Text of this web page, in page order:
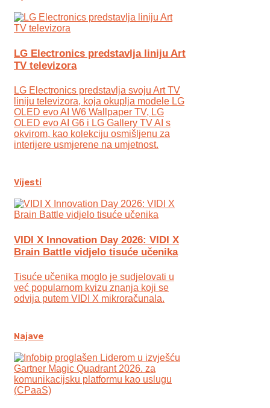
LG Electronics predstavlja liniju Art
TV televizora
LG Electronics predstavlja svoju Art TV
liniju televizora, koja okuplja modele LG
OLED evo AI W6 Wallpaper TV, LG
OLED evo AI G6 i LG Gallery TV AI s
okvirom, kao kolekciju osmišljenu za
interijere usmjerene na umjetnost.
Vijesti
VIDI X Innovation Day 2026: VIDI X
Brain Battle vidjelo tisuće učenika
Tisuće učenika moglo je sudjelovati u
već popularnom kvizu znanja koji se
odvija putem VIDI X mikroračunala.
Najave